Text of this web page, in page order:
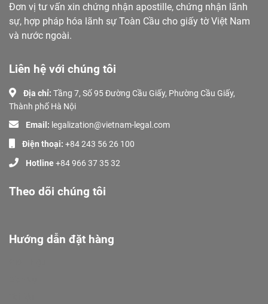
Đơn vị tư vấn xin chứng nhận apostille, chứng nhận lãnh
sự, hợp pháp hóa lãnh sự Toàn Cầu cho giấy tờ Việt Nam
và nước ngoài.
Liên hệ với chúng tôi
Địa chỉ: Tầng 7, Số 95 Đường Cầu Giấy, Phường Cầu Giấy,
Thành phố Hà Nội
Email: legalization@vietnam-legal.com
Điện thoại: +84 243 56 26 100
Hotline+84 966 37 35 32
Theo dõi chúng tôi
Hướng dẫn đặt hàng